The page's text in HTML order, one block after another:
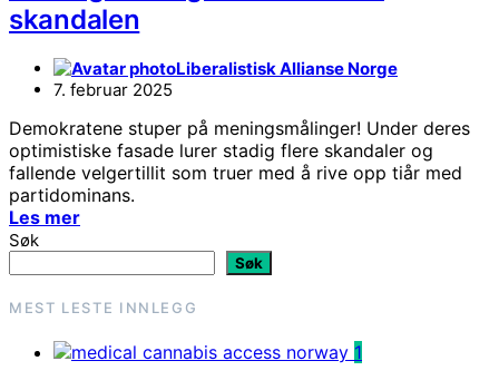
skandalen
Liberalistisk Allianse Norge
7. februar 2025
Demokratene stuper på meningsmålinger! Under deres
optimistiske fasade lurer stadig flere skandaler og
fallende velgertillit som truer med å rive opp tiår med
partidominans.
Les mer
Søk
Søk
MEST LESTE INNLEGG
1